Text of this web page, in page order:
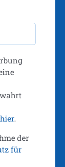
hier.
der
für